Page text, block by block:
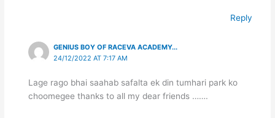
Reply
GENIUS BOY OF RACEVA ACADEMY...
24/12/2022 AT 7:17 AM
Lage rago bhai saahab safalta ek din tumhari park ko
choomegee thanks to all my dear friends …….